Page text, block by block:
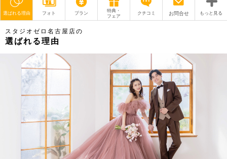
選ばれる理由 フォト プラン
特典・
フェア
クチコミ お問合せ もっと見る
撮影レポート
オプション ブログ
アクセス/TEL スタジオトップ
こだわりポイント
スタジオゼロ名古屋店の
選ばれる理由